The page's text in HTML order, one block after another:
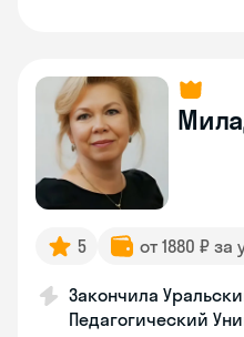
5 от 1880 ₽ за
Закончила
Педагогический